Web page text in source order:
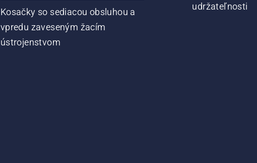
Kosačky so sediacou obsluhou a
vpredu zaveseným žacím
ústrojenstvom
udržateľnosti